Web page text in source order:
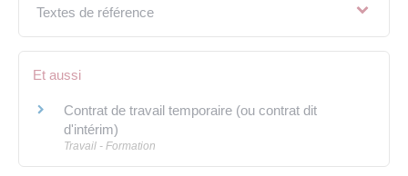
Textes de référence
Et aussi
Contrat de travail temporaire (ou contrat dit
d'intérim)
Travail - Formation